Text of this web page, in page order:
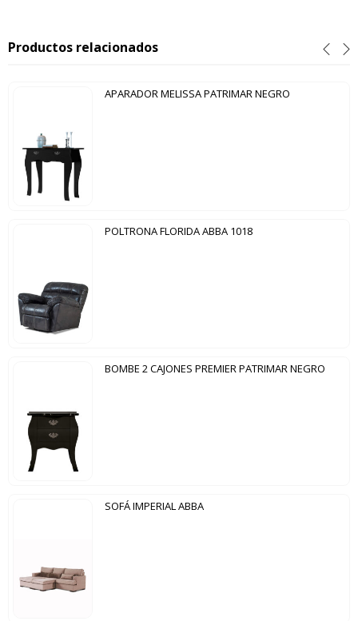
Productos relacionados
APARADOR MELISSA PATRIMAR NEGRO
POLTRONA FLORIDA ABBA 1018
BOMBE 2 CAJONES PREMIER PATRIMAR NEGRO
SOFÁ IMPERIAL ABBA